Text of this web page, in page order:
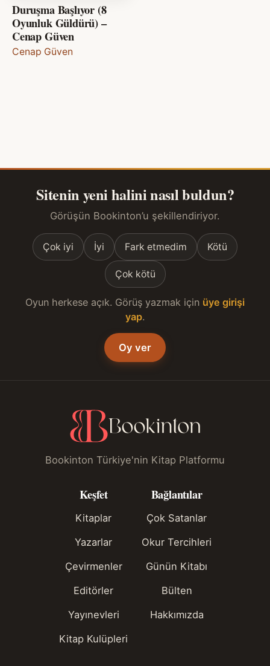
Duruşma Başlıyor (8
Oyunluk Güldürü) –
Cenap Güven
Cenap Güven
Sitenin yeni halini nasıl buldun?
Görüşün Bookinton’u şekillendiriyor.
Çok iyi İyi Fark etmedim Kötü
Çok kötü
Oyun herkese açık. Görüş yazmak için üye girişi
yap.
Oy ver
Bookinton Türkiye'nin Kitap Platformu
Keşfet
Kitaplar
Yazarlar
Çevirmenler
Editörler
Yayınevleri
Kitap Kulüpleri
Bağlantılar
Çok Satanlar
Okur Tercihleri
Günün Kitabı
Bülten
Hakkımızda